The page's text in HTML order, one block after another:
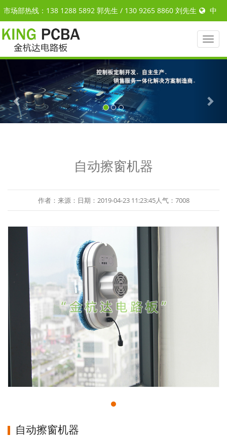
市场部热线：138 1288 5892 郭先生 / 130 9265 8860 刘先生 中
ENGLISH
Toggle
自动擦窗机器
作者：来源：日期：2019-04-23 11:23:45人气：7008
自动擦窗机器